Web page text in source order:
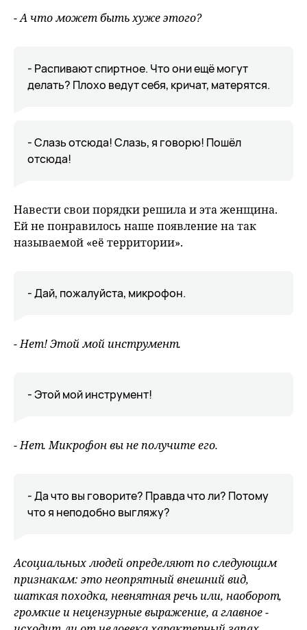
- А что может быть хуже этого?
- Распивают спиртное. Что они ещё могут
делать? Плохо ведут себя, кричат, матерятся.
- Слазь отсюда! Слазь, я говорю! Пошёл
отсюда!
Навести свои порядки решила и эта женщина.
Ей не понравилось наше появление на так
называемой «её территории».
- Дай, пожалуйста, микрофон.
- Нет! Этой мой инструмент.
- Этой мой инструмент!
- Нет. Микрофон вы не получите его.
- Да что вы говорите? Правда что ли? Потому
что я неподобно выгляжу?
Асоциальных людей определяют по следующим
признакам: это неопрятный внешний вид,
шаткая походка, невнятная речь или, наоборот,
громкие и нецензурные выражение, а главное -